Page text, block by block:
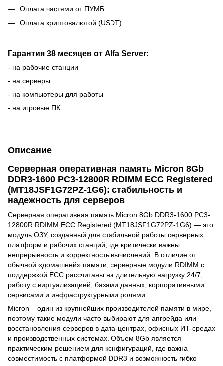
Оплата частями от ПУМБ
Оплата криптовалютой (USDT)
Гарантия 38 месяцев от Alfa Server:
- на рабочие станции
- на серверы
- на компьютеры для работы
- на игровые ПК
Описание
Серверная оперативная память Micron 8Gb
DDR3-1600 PC3-12800R RDIMM ECC Registered
(MT18JSF1G72PZ-1G6): стабильность и
надежность для серверов
Серверная оперативная память Micron 8Gb DDR3-1600 PC3-
12800R RDIMM ECC Registered (MT18JSF1G72PZ-1G6) — это
модуль ОЗУ, созданный для стабильной работы серверных
платформ и рабочих станций, где критически важны
непрерывность и корректность вычислений. В отличие от
обычной «домашней» памяти, серверные модули RDIMM с
поддержкой ECC рассчитаны на длительную нагрузку 24/7,
работу с виртуализацией, базами данных, корпоративными
сервисами и инфраструктурными ролями.
Micron – один из крупнейших производителей памяти в мире,
поэтому такие модули часто выбирают для апгрейда или
восстановления серверов в дата-центрах, офисных ИТ-средах
и производственных системах. Объем 8Gb является
практическим решением для конфигураций, где важна
совместимость с платформой DDR3 и возможность гибко